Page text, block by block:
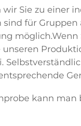
wir Sie zu einer
für Gruppen
unseren
kann man